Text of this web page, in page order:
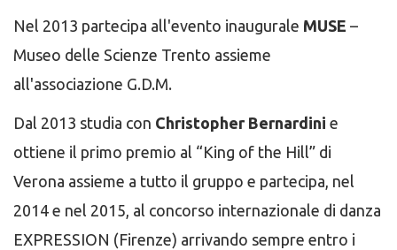
Nel 2013 partecipa all'evento inaugurale MUSE –
Museo delle Scienze Trento assieme
all'associazione G.D.M.
Dal 2013 studia con Christopher Bernardini e
ottiene il primo premio al “King of the Hill” di
Verona assieme a tutto il gruppo e partecipa, nel
2014 e nel 2015, al concorso internazionale di danza
EXPRESSION (Firenze) arrivando sempre entro i